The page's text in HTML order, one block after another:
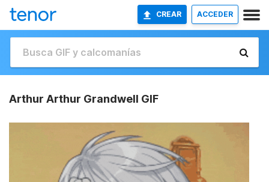
CREAR ACCEDER
Arthur Arthur Grandwell GIF